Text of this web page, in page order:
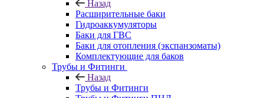
Назад
Расширительные баки
Гидроаккумуляторы
Баки для ГВС
Баки для отопления (экспанзоматы)
Комплектующие для баков
Трубы и Фитинги
Назад
Трубы и Фитинги